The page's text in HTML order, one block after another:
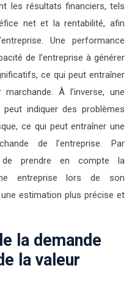
les résultats financiers, tels
net et la rentabilité, afin
Une performance
de l’entreprise à générer
ce qui peut entraîner
À l’inverse, une
indiquer des problèmes
ce qui peut entraîner une
de l’entreprise. Par
prendre en compte la
entreprise lors de son
estimation plus précise et
la demande
la valeur